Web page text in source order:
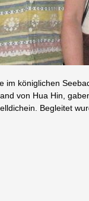
im königlichen
von Hua Hin,
Begleitet